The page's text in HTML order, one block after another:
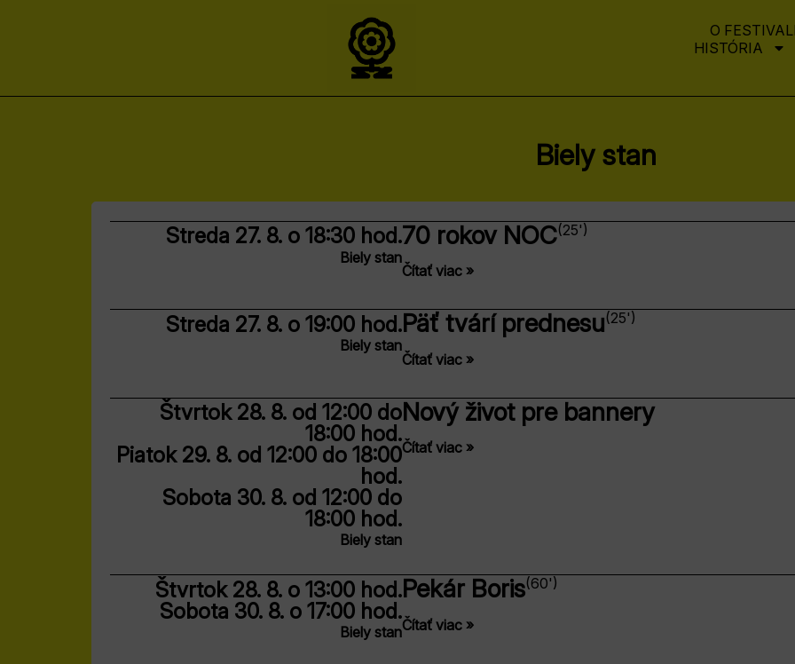
O
HISTÓRIA
Biely stan
Streda 27. 8.o 18:30 hod.
Biely stan
70 rokov NOC(25')
Čítať viac »
Streda 27. 8.o 19:00 hod.
Biely stan
Päť tvárí prednesu(25')
Čítať viac »
Štvrtok 28. 8.od 12:00 do
18:00 hod.
Piatok 29. 8.od 12:00 do 18:00
hod.
Sobota 30. 8.od 12:00 do
18:00 hod.
Biely stan
Nový život pre bannery
Čítať viac »
Štvrtok 28. 8.o 13:00 hod.
Sobota 30. 8.o 17:00 hod.
Biely stan
Pekár Boris(60')
Čítať viac »